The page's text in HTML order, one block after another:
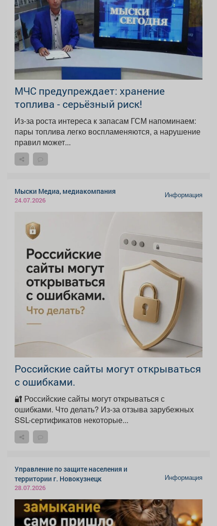
МЧС предупреждает: хранение
топлива - серьёзный риск!
Из‑за роста интереса к запасам ГСМ напоминаем:
пары топлива легко воспламеняются, а нарушение
правил может...
Мыски Медиа, медиакомпания
24.07.2026
Информация
Российские сайты могут открываться
с ошибками.
🔐 Российские сайты могут открываться с
ошибками. Что делать? Из-за отзыва зарубежных
SSL-сертификатов некоторые...
Управление по защите населения и
территории г. Новокузнецк
28.07.2026
Информация